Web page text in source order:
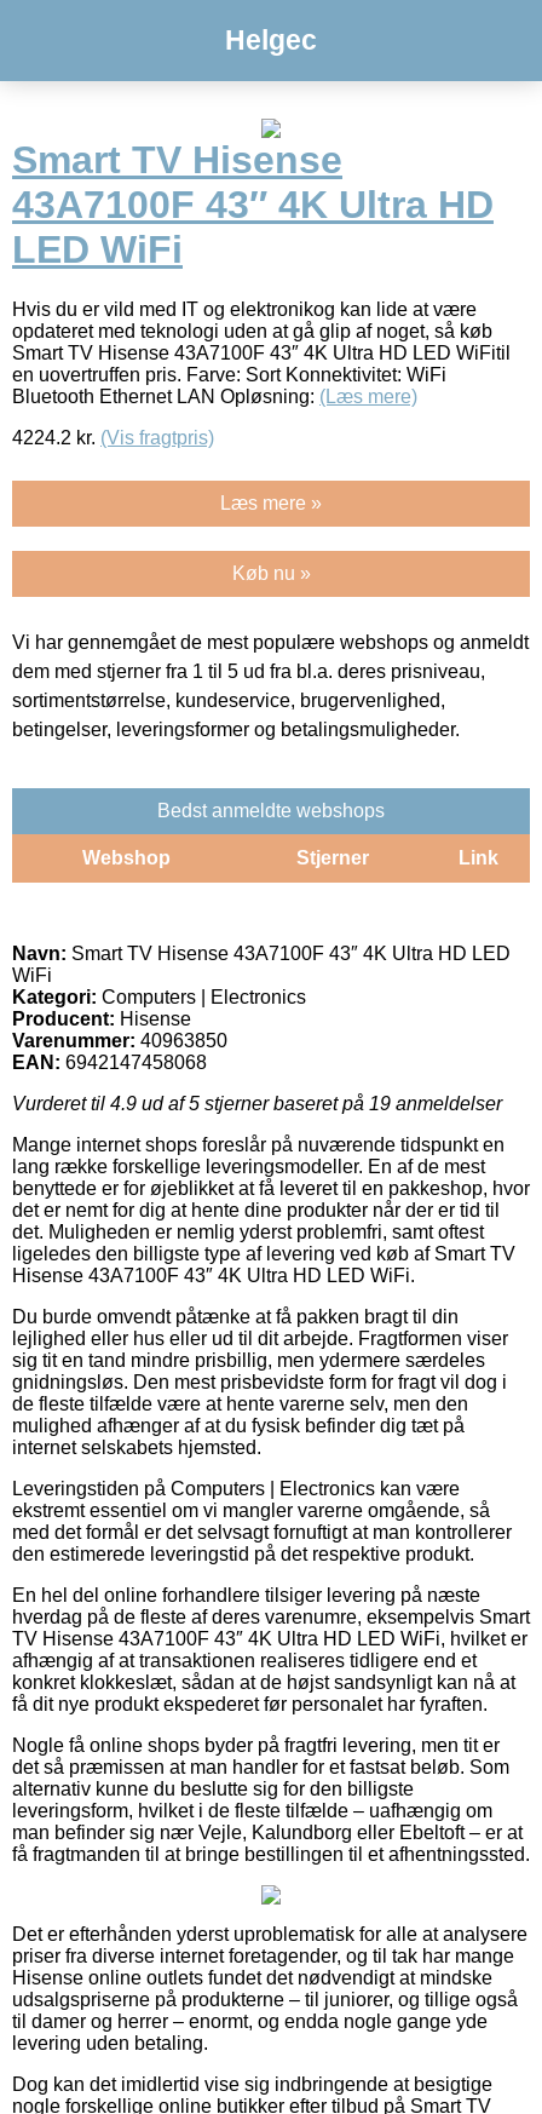
Helgec
Smart TV Hisense
43A7100F 43″ 4K Ultra HD
LED WiFi
Hvis du er vild med IT og elektronikog kan lide at være
opdateret med teknologi uden at gå glip af noget, så køb
Smart TV Hisense 43A7100F 43″ 4K Ultra HD LED WiFitil
en uovertruffen pris. Farve: Sort Konnektivitet: WiFi
Bluetooth Ethernet LAN Opløsning: (Læs mere)
4224.2 kr. (Vis fragtpris)
Læs mere »
Køb nu »
Vi har gennemgået de mest populære webshops og anmeldt
dem med stjerner fra 1 til 5 ud fra bl.a. deres prisniveau,
sortimentstørrelse, kundeservice, brugervenlighed,
betingelser, leveringsformer og betalingsmuligheder.
Bedst anmeldte webshops
Webshop Stjerner Link
Navn: Smart TV Hisense 43A7100F 43″ 4K Ultra HD LED
WiFi
Kategori: Computers | Electronics
Producent: Hisense
Varenummer: 40963850
EAN: 6942147458068
Vurderet til 4.9 ud af 5 stjerner baseret på 19 anmeldelser
Mange internet shops foreslår på nuværende tidspunkt en
lang række forskellige leveringsmodeller. En af de mest
benyttede er for øjeblikket at få leveret til en pakkeshop, hvor
det er nemt for dig at hente dine produkter når der er tid til
det. Muligheden er nemlig yderst problemfri, samt oftest
ligeledes den billigste type af levering ved køb af Smart TV
Hisense 43A7100F 43″ 4K Ultra HD LED WiFi.
Du burde omvendt påtænke at få pakken bragt til din
lejlighed eller hus eller ud til dit arbejde. Fragtformen viser
sig tit en tand mindre prisbillig, men ydermere særdeles
gnidningsløs. Den mest prisbevidste form for fragt vil dog i
de fleste tilfælde være at hente varerne selv, men den
mulighed afhænger af at du fysisk befinder dig tæt på
internet selskabets hjemsted.
Leveringstiden på Computers | Electronics kan være
ekstremt essentiel om vi mangler varerne omgående, så
med det formål er det selvsagt fornuftigt at man kontrollerer
den estimerede leveringstid på det respektive produkt.
En hel del online forhandlere tilsiger levering på næste
hverdag på de fleste af deres varenumre, eksempelvis Smart
TV Hisense 43A7100F 43″ 4K Ultra HD LED WiFi, hvilket er
afhængig af at transaktionen realiseres tidligere end et
konkret klokkeslæt, sådan at de højst sandsynligt kan nå at
få dit nye produkt ekspederet før personalet har fyraften.
Nogle få online shops byder på fragtfri levering, men tit er
det så præmissen at man handler for et fastsat beløb. Som
alternativ kunne du beslutte sig for den billigste
leveringsform, hvilket i de fleste tilfælde – uafhængig om
man befinder sig nær Vejle, Kalundborg eller Ebeltoft – er at
få fragtmanden til at bringe bestillingen til et afhentningssted.
Det er efterhånden yderst uproblematisk for alle at analysere
priser fra diverse internet foretagender, og til tak har mange
Hisense online outlets fundet det nødvendigt at mindske
udsalgspriserne på produkterne – til juniorer, og tillige også
til damer og herrer – enormt, og endda nogle gange yde
levering uden betaling.
Dog kan det imidlertid vise sig indbringende at besigtige
nogle forskellige online butikker efter tilbud på Smart TV